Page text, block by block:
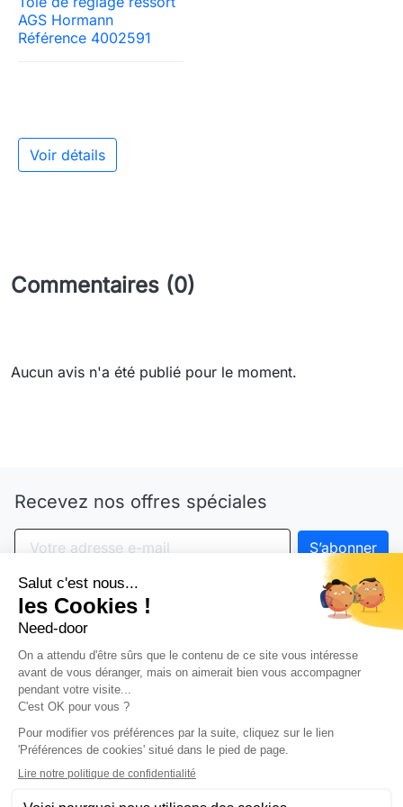
AGS Hormann
Référence 4002591
Voir détails
Commentaires (0)
Aucun avis n'a été publié pour le moment.
Recevez nos offres spéciales
Vous pouvez vous désinscrire à tout moment. Vous
trouverez pour cela nos informations de contact dans
les conditions d'utilisation du site.